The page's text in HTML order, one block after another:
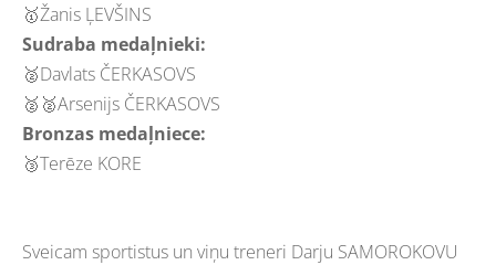
🥇Žanis ĻEVŠINS
Sudraba medaļnieki:
🥈Davlats ČERKASOVS
🥈🥈Arsenijs ČERKASOVS
Bronzas medaļniece:
🥉Terēze KORE
Sveicam sportistus un viņu treneri Darju SAMOROKOVU